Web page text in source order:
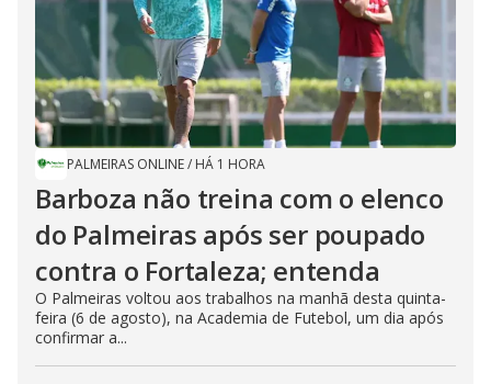
PALMEIRAS ONLINE/ HÁ 1 HORA
Barboza não treina com o elenco
do Palmeiras após ser poupado
contra o Fortaleza; entenda
O Palmeiras voltou aos trabalhos na manhã desta quinta-
feira (6 de agosto), na Academia de Futebol, um dia após
confirmar a...